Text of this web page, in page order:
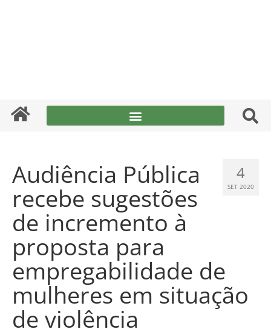
4
SET 2020
Audiência Pública
recebe sugestões
de incremento à
proposta para
empregabilidade de
mulheres em situação
de violência